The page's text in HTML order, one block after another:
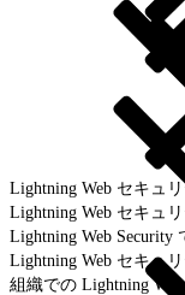
Lightning Web セキュ
Lightning Web セキュ
Lightning Web Security
Lightning Web セキュ
組織での Lightning